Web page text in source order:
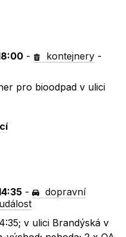
- kontejnery -
pro bioodpad v ulici
-
dopravní
v ulici Brandýská v